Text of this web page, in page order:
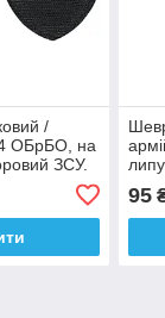
/
ОБрБО, на
ЗСУ.
95